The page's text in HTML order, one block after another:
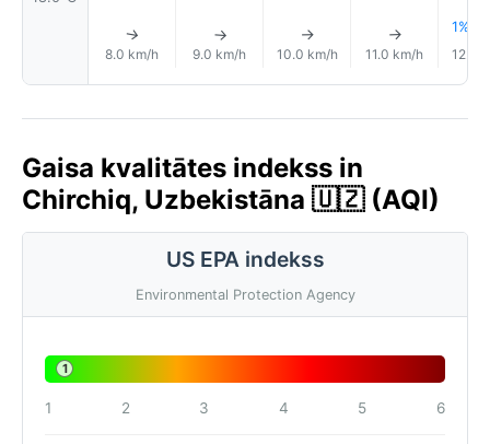
↑
8.0 km/h
↑
9.0 km/h
↑
10.0 km/h
↑
11.0 km/h
1%
12.0
Gaisa kvalitātes indekss in
Chirchiq, Uzbekistāna 🇺🇿 (AQI)
US EPA indekss
Environmental Protection Agency
1
1 2 3 4 5 6